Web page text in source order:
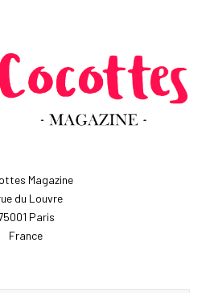
Magazine
du Louvre
Paris
France